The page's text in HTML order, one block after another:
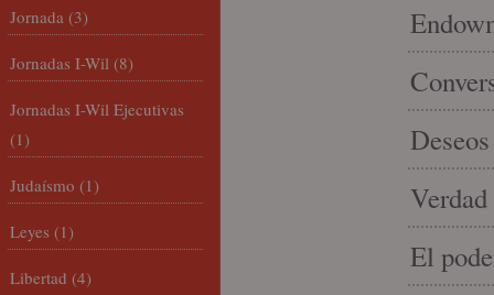
El
Jornada (3)
Jornadas I-Wil (8)
Jornadas I-Wil Ejecutivas
(1)
Judaísmo (1)
Leyes (1)
Libertad (4)